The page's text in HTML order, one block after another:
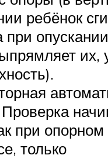
ребёнок
при
их,
при опорном
только